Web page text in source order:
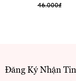
46.000₫
Đăng Ký Nhận Tin